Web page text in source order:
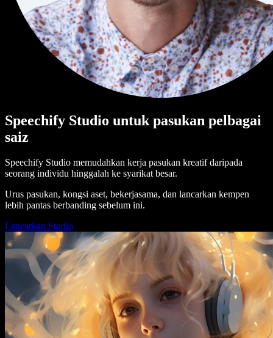
Speechify Studio untuk pasukan pelbagai
saiz
Speechify Studio memudahkan kerja pasukan kreatif daripada
seorang individu hinggalah ke syarikat besar.
Urus pasukan, kongsi aset, bekerjasama, dan lancarkan kempen
lebih pantas berbanding sebelum ini.
Lancarkan Studio